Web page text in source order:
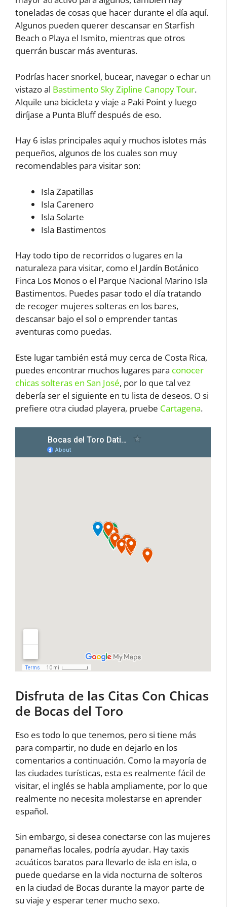
toneladas de cosas que hacer durante el día aquí.
Algunos pueden querer descansar en Starfish
Beach o Playa el Ismito, mientras que otros
querrán buscar más aventuras.
Podrías hacer snorkel, bucear, navegar o echar un
vistazo al Bastimento Sky Zipline Canopy Tour.
Alquile una bicicleta y viaje a Paki Point y luego
diríjase a Punta Bluff después de eso.
Hay 6 islas principales aquí y muchos islotes más
pequeños, algunos de los cuales son muy
recomendables para visitar son:
Isla Zapatillas
Isla Carenero
Isla Solarte
Isla Bastimentos
Hay todo tipo de recorridos o lugares en la
naturaleza para visitar, como el Jardín Botánico
Finca Los Monos o el Parque Nacional Marino Isla
Bastimentos. Puedes pasar todo el día tratando
de recoger mujeres solteras en los bares,
descansar bajo el sol o emprender tantas
aventuras como puedas.
Este lugar también está muy cerca de Costa Rica,
puedes encontrar muchos lugares para conocer
chicas solteras en San José, por lo que tal vez
debería ser el siguiente en tu lista de deseos. O si
prefiere otra ciudad playera, pruebe Cartagena.
Disfruta de las Citas Con Chicas
de Bocas del Toro
Eso es todo lo que tenemos, pero si tiene más
para compartir, no dude en dejarlo en los
comentarios a continuación. Como la mayoría de
las ciudades turísticas, esta es realmente fácil de
visitar, el inglés se habla ampliamente, por lo que
realmente no necesita molestarse en aprender
español.
Sin embargo, si desea conectarse con las mujeres
panameñas locales, podría ayudar. Hay taxis
acuáticos baratos para llevarlo de isla en isla, o
puede quedarse en la vida nocturna de solteros
en la ciudad de Bocas durante la mayor parte de
su viaje y esperar tener mucho sexo.